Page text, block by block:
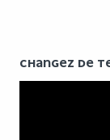
CHANGEZ DE